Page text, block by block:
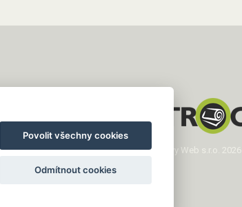
Copyright © Novy Web s.r.o. 2026
Povolit všechny cookies
Odmítnout cookies